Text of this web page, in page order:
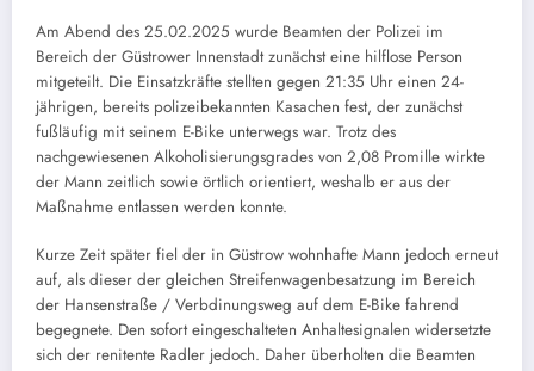
Am Abend des 25.02.2025 wurde Beamten der Polizei im
Bereich der Güstrower Innenstadt zunächst eine hilflose Person
mitgeteilt. Die Einsatzkräfte stellten gegen 21:35 Uhr einen 24-
jährigen, bereits polizeibekannten Kasachen fest, der zunächst
fußläufig mit seinem E-Bike unterwegs war. Trotz des
nachgewiesenen Alkoholisierungsgrades von 2,08 Promille wirkte
der Mann zeitlich sowie örtlich orientiert, weshalb er aus der
Maßnahme entlassen werden konnte.
Kurze Zeit später fiel der in Güstrow wohnhafte Mann jedoch erneut
auf, als dieser der gleichen Streifenwagenbesatzung im Bereich
der Hansenstraße / Verbdinungsweg auf dem E-Bike fahrend
begegnete. Den sofort eingeschalteten Anhaltesignalen widersetzte
sich der renitente Radler jedoch. Daher überholten die Beamten